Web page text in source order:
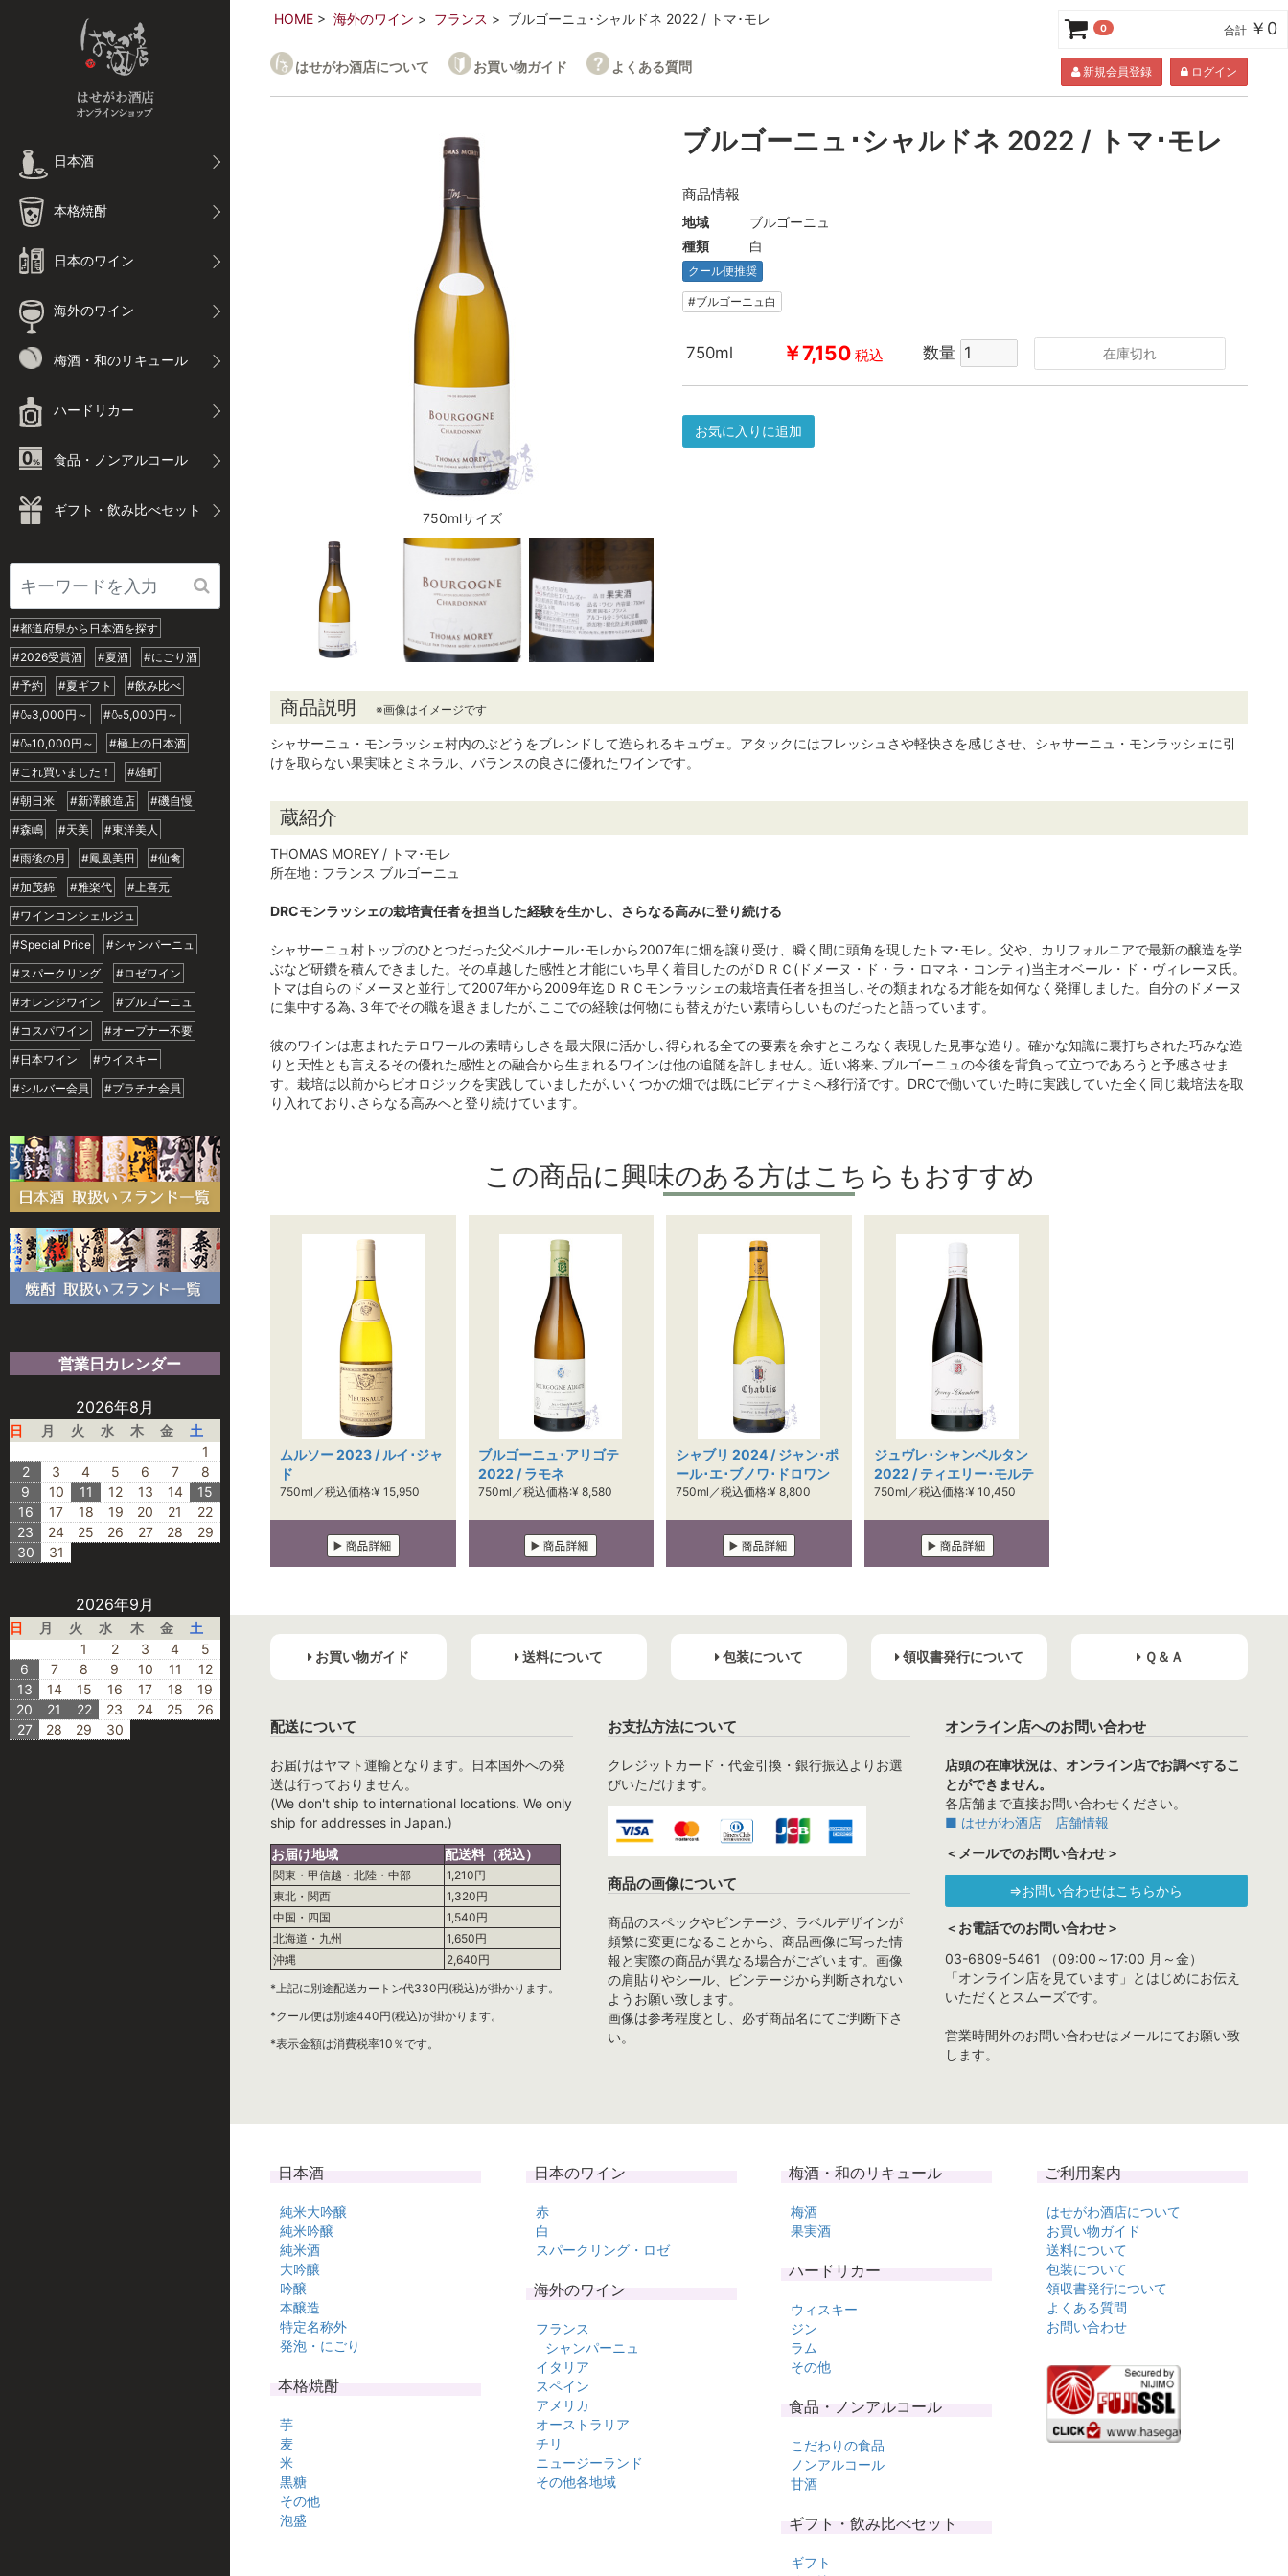
日本酒
本格焼酎
日本のワイン
海外のワイン
梅酒・和のリキュール
ハードリカー
食品・ノンアルコール
ギフト・飲み比べセット
#都道府県から日本酒を探す
#2026受賞酒
#夏酒
#にごり酒
#予約
#夏ギフト
#飲み比べ
#🍶3,000円～
#🍶5,000円～
#🍶10,000円～
#極上の日本酒
#これ買いました！
#雄町
#朝日米
#新澤醸造店
#磯自慢
#森嶋
#天美
#東洋美人
#雨後の月
#鳳凰美田
#仙禽
#加茂錦
#雅楽代
#上喜元
#ワインコンシェルジュ
#Special Price
#シャンパーニュ
#スパークリング
#ロゼワイン
#オレンジワイン
#ブルゴーニュ
#コスパワイン
#オープナー不要
#日本ワイン
#ウイスキー
#シルバー会員
#プラチナ会員
営業日カレンダー
2026年8月
日 月 火 水 木 金
土
1
2
3 4 5 6 7
8
9
10 11 12 13 14
15
16
17 18 19 20 21
22
23
24 25 26 27 28
29
30
31
2026年9月
日 月 火 水 木 金
土
1
2 3 4
5
6
7 8 9 10 11
12
13
14 15 16 17 18
19
20
21 22 23 24 25
26
27
28 29 30
HOME 海外のワイン フランス ブルゴーニュ･シャルドネ 2022 / トマ･モレ
はせがわ酒店について お買い物ガイド よくある質問 新規会員登録 ログイン
750mlサイズ
ブルゴーニュ･シャルドネ 2022 / トマ･モレ
商品情報
地域
ブルゴーニュ
種類
白
クール便推奨
#ブルゴーニュ白
750ml ￥7,150 税込 数量 在庫切れ
お気に入りに追加
商品説明 ※画像はイメージです
シャサーニュ・モンラッシェ村内のぶどうをブレンドして造られるキュヴェ。アタックにはフレッシュさや軽快さを感じさせ、シャサーニュ・モンラッシェに引
けを取らない果実味とミネラル、バランスの良さに優れたワインです。
蔵紹介
THOMAS MOREY / トマ･モレ
所在地 : フランス ブルゴーニュ
DRCモンラッシェの栽培責任者を担当した経験を生かし、さらなる高みに登り続ける
シャサーニュ村トップのひとつだった父ベルナール･モレから2007年に畑を譲り受け、瞬く間に頭角を現したトマ･モレ。父や、カリフォルニアで最新の醸造を学
ぶなど研鑽を積んできました。その卓越した感性と才能にいち早く着目したのがＤＲＣ(ドメーヌ・ド・ラ・ロマネ・コンティ)当主オベール・ド・ヴィレーヌ氏。
トマは自らのドメーヌと並行して2007年から2009年迄ＤＲＣモンラッシェの栽培責任者を担当し､その類まれなる才能を如何なく発揮しました。自分のドメーヌ
に集中する為､３年でその職を退きましたが､ここでの経験は何物にも替えがたい素晴らしいものだったと語っています。
彼のワインは恵まれたテロワールの素晴らしさを最大限に活かし､得られる全ての要素を余すところなく表現した見事な造り。確かな知識に裏打ちされた巧みな造
りと天性とも言えるその優れた感性との融合から生まれるワインは他の追随を許しません。近い将来､ブルゴーニュの今後を背負って立つであろうと予感させま
す。栽培は以前からビオロジックを実践していましたが､いくつかの畑では既にビディナミへ移行済です。DRCで働いていた時に実践していた全く同じ栽培法を取
り入れており､さらなる高みへと登り続けています。
この商品に興味のある方はこちらもおすすめ
ムルソー 2023 / ルイ･ジャ
ド
750ml／税込価格:¥ 15,950
ブルゴーニュ･アリゴテ
2022 / ラモネ
750ml／税込価格:¥ 8,580
シャブリ 2024 / ジャン･ポ
ール･エ･ブノワ･ドロワン
750ml／税込価格:¥ 8,800
ジュヴレ･シャンベルタン
2022 / ティエリー･モルテ
750ml／税込価格:¥ 10,450
0 合計 ￥0
お買い物ガイド 送料について 包装について 領収書発行について Ｑ＆Ａ
配送について
お届けはヤマト運輸となります。日本国外への発
送は行っておりません。
(We don't ship to international locations. We only
ship for addresses in Japan.)
お届け地域
配送料（税込）
関東・甲信越・北陸・中部
1,210円
東北・関西
1,320円
中国・四国
1,540円
北海道・九州
1,650円
沖縄
2,640円
*上記に別途配送カートン代330円(税込)が掛かります。
*クール便は別途440円(税込)が掛かります。
*表示金額は消費税率10％です。
お支払方法について
クレジットカード・代金引換・銀行振込よりお選
びいただけます。
商品の画像について
商品のスペックやビンテージ、ラベルデザインが
頻繁に変更になることから、商品画像に写った情
報と実際の商品が異なる場合がございます。画像
の肩貼りやシール、ビンテージから判断されない
ようお願い致します。
画像は参考程度とし、必ず商品名にてご判断下さ
い。
オンライン店へのお問い合わせ
店頭の在庫状況は、オンライン店でお調べするこ
とができません。
各店舗まで直接お問い合わせください。
■ はせがわ酒店 店舗情報
＜メールでのお問い合わせ＞
⇒お問い合わせはこちらから
＜お電話でのお問い合わせ＞
03-6809-5461 （09:00～17:00 月～金）
「オンライン店を見ています」とはじめにお伝え
いただくとスムーズです。
営業時間外のお問い合わせはメールにてお願い致
します。
日本酒
純米大吟醸
純米吟醸
純米酒
大吟醸
吟醸
本醸造
特定名称外
発泡・にごり
本格焼酎
芋
麦
米
黒糖
その他
泡盛
日本のワイン
赤
白
スパークリング・ロゼ
海外のワイン
フランス
シャンパーニュ
イタリア
スペイン
アメリカ
オーストラリア
チリ
ニュージーランド
その他各地域
梅酒・和のリキュール
梅酒
果実酒
ハードリカー
ウィスキー
ジン
ラム
その他
食品・ノンアルコール
こだわりの食品
ノンアルコール
甘酒
ギフト・飲み比べセット
ギフト
ご利用案内
はせがわ酒店について
お買い物ガイド
送料について
包装について
領収書発行について
よくある質問
お問い合わせ